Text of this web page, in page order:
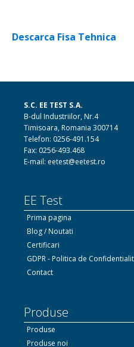
Descarca Fisa Tehnica
S.C. EE TEST S.A.
B-dul Industriilor, Nr.4
Timisoara, Romania 300714
Telefon: 0256-491.154
Fax: 0256-493.468
E-mail: eetest@eetest.ro
EE Test
Prima pagina
Blog / Noutati
Certificari
GDPR - Politica de
Contact
Produse
Produse
Produse noi